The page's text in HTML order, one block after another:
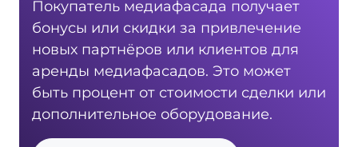
Покупатель медиафасада получает
бонусы или скидки за привлечение
новых партнёров или клиентов для
аренды медиафасадов. Это может
быть процент от стоимости сделки или
дополнительное оборудование.